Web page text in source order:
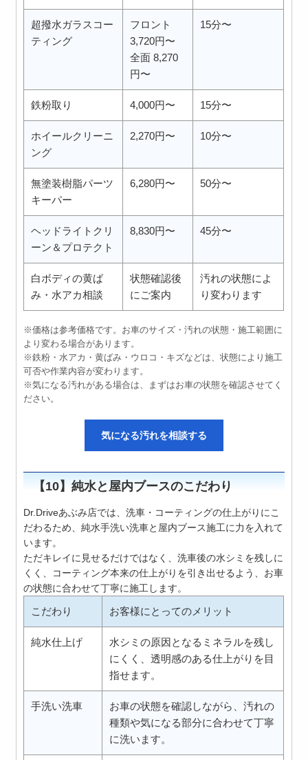
超撥水ガラスコー
ティング
フロント
3,720円〜
全面 8,270
円〜
15分〜
鉄粉取り 4,000円〜 15分〜
ホイールクリーニ
ング
2,270円〜 10分〜
無塗装樹脂パーツ
キーパー
6,280円〜 50分〜
ヘッドライトクリ
ーン＆プロテクト
8,830円〜 45分〜
白ボディの黄ば
み・水アカ相談
状態確認後
にご案内
汚れの状態によ
り変わります
※価格は参考価格です。お車のサイズ・汚れの状態・施工範囲に
より変わる場合があります。
※鉄粉・水アカ・黄ばみ・ウロコ・キズなどは、状態により施工
可否や作業内容が変わります。
※気になる汚れがある場合は、まずはお車の状態を確認させてく
ださい。
気になる汚れを相談する
【10】純水と屋内ブースのこだわり
Dr.Driveあぶみ店では、洗車・コーティングの仕上がりにこ
だわるため、純水手洗い洗車と屋内ブース施工に力を入れて
います。
ただキレイに見せるだけではなく、洗車後の水シミを残しに
くく、コーティング本来の仕上がりを引き出せるよう、お車
の状態に合わせて丁寧に施工します。
こだわり お客様にとってのメリット
純水仕上げ
水シミの原因となるミネラルを残し
にくく、透明感のある仕上がりを目
指せます。
手洗い洗車
お車の状態を確認しながら、汚れの
種類や気になる部分に合わせて丁寧
に洗います。